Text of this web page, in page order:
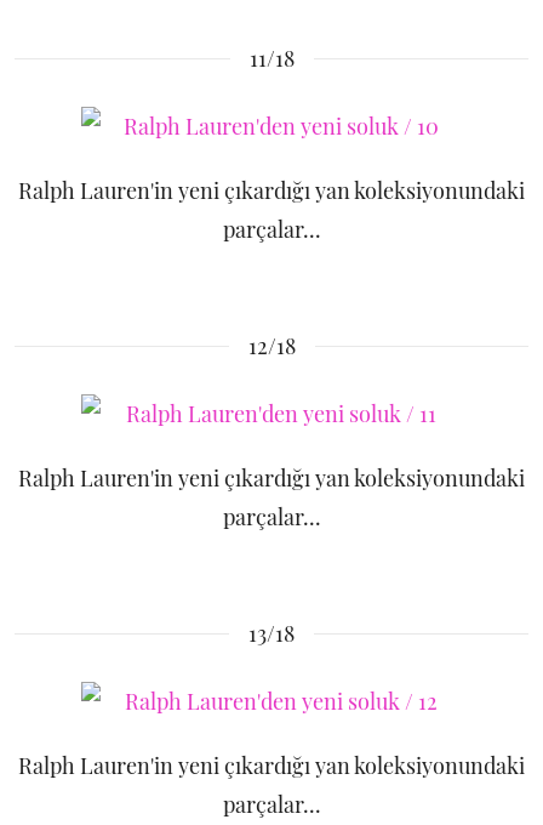
11/18
Ralph Lauren'in yeni çıkardığı yan koleksiyonundaki
parçalar...
12/18
Ralph Lauren'in yeni çıkardığı yan koleksiyonundaki
parçalar...
13/18
Ralph Lauren'in yeni çıkardığı yan koleksiyonundaki
parçalar...